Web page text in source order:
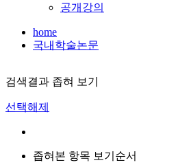
공개강의
home
국내학술논문
검색결과 좁혀 보기
선택해제
좁혀본 항목 보기순서